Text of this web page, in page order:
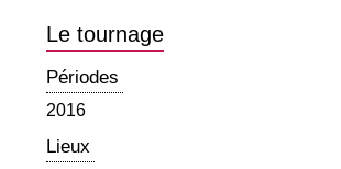
Le tournage
Périodes
2016
Lieux